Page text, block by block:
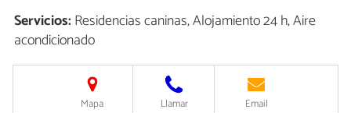
Servicios:Residencias caninas, Alojamiento 24 h, Aire
acondicionado
Mapa Llamar Email